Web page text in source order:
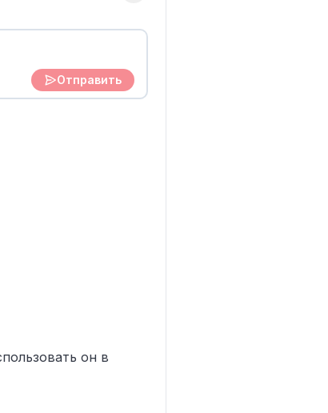
Отправить
он в